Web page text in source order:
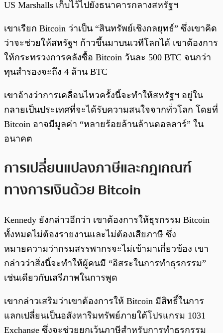
US Marshalls เก็บไว้ไปยังธนาคารกลางสหรัฐฯ
เขาเรียก Bitcoin ว่าเป็น “สินทรัพย์เชิงกลยุทธ์” ซึ่งเขาคิด
ว่าจะช่วยให้สหรัฐฯ ก้าวขึ้นมาบนเวทีโลกได้ เขาต้องการ
ให้กระทรวงการคลังซื้อ Bitcoin วันละ 500 BTC จนกว่า
ทุนสำรองจะถึง 4 ล้าน BTC
เขาอ้างว่าการเคลื่อนไหวครั้งนี้จะทำให้สหรัฐฯ อยู่ใน
กลายเป็นประเทศที่จะได้รับความสนใจจากทั่วโลก โดยที่
Bitcoin อาจมีมูลค่า “หลายร้อยล้านล้านดอลลาร์” ใน
อนาคต
การเปลี่ยนแปลงภาษีและกฎเกณฑ์
ทางการเงินด้วย Bitcoin
Kennedy ยังกล่าวอีกว่า เขาต้องการให้ธุรกรรม Bitcoin
ทั้งหมดไม่ต้องรายงานและไม่ต้องเสียภาษี ซึ่ง
หมายความว่ากรมสรรพากรจะไม่เข้ามาเกี่ยวข้อง เขา
กล่าวว่าสิ่งนี้จะทำให้ผู้คนมี “อิสระในการทำธุรกรรม”
เช่นเดียวกับเสรีภาพในการพูด
เขากล่าวเสริมว่าเขาต้องการให้ Bitcoin มีสิทธิ์ในการ
แลกเปลี่ยนเป็นอสังหาริมทรัพย์ภายใต้โปรแกรม 1031
Exchange ซึ่งจะช่วยยกเว้นภาษีสำหรับการทำธุรกรรม